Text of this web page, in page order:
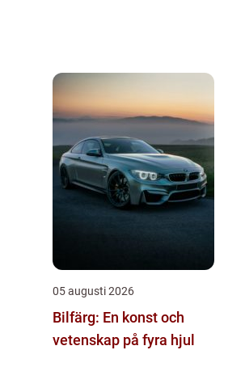
05 augusti 2026
Bilfärg: En konst och
vetenskap på fyra hjul